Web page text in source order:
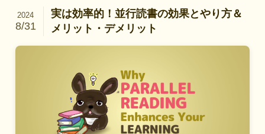
実は効率的！並行読書の効果とやり方＆
メリット・デメリット
2024
8/31